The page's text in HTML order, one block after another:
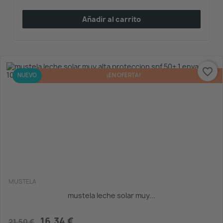
Añadir al carrito
MUSTELA
mustela leche solar muy...
¡EN OFERTA!
-24%
NUEVO favorite_border